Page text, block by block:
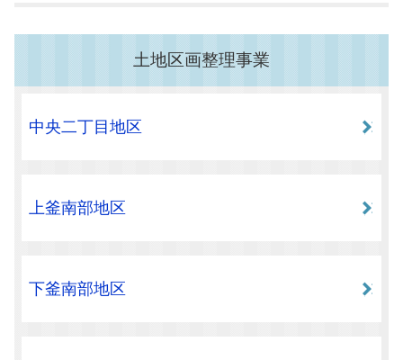
土地区画整理事業
中央二丁目地区
上釜南部地区
下釜南部地区